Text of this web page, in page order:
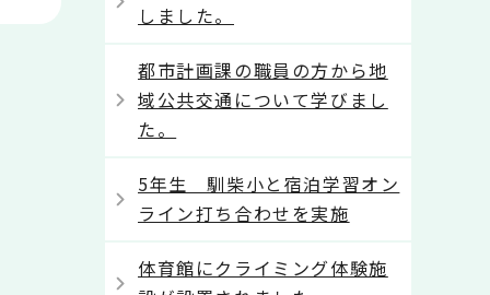
しました。
都市計画課の職員の方から地
域公共交通について学びまし
た。
5年生 馴柴小と宿泊学習オン
ライン打ち合わせを実施
体育館にクライミング体験施